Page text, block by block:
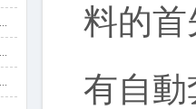
料的
有自